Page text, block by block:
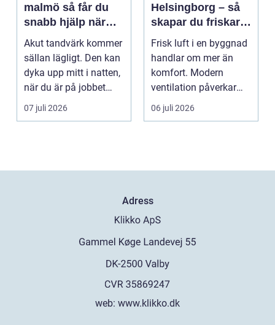
malmö så får du
snabb hjälp när
tanden krisar
Akut tandvärk kommer
sällan lägligt. Den kan
dyka upp mitt i natten,
när du är på jobbet
eller preci...
07 juli 2026
Helsingborg – så
skapar du friskare
byggnader och
lägre
energikostnader
Frisk luft i en byggnad
handlar om mer än
komfort. Modern
ventilation påverkar
hälsa...
06 juli 2026
Adress
web: www.klikko.dk